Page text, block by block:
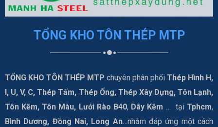
TỔNG KHO TÔN THÉP MTP
TỔNG KHO TÔN THÉP MTP chuyên phân phốiThép Hình H,
I, U, V, C, Thép Tấm, Thép Ống, Thép Xây Dựng, Tôn Lạnh,
Tôn Kẽm, Tôn Màu, Lưới Rào B40, Dây Kẽm … tạiTphcm,
Bình Dương, Đồng Nai, Long An…nhằm đáp ứng một cách